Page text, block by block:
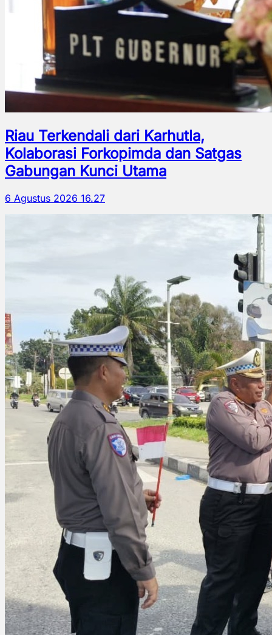
Riau Terkendali dari Karhutla,
Kolaborasi Forkopimda dan Satgas
Gabungan Kunci Utama
6 Agustus 2026 16.27